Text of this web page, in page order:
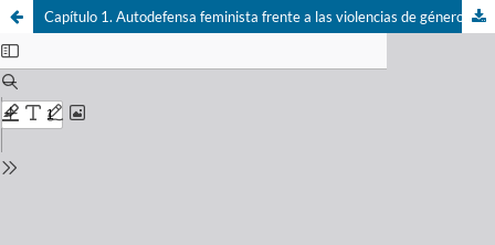
Capítulo 1. Autodefensa feminista frente a las violencias de género digitales. Del DonesTech al testimonio ético en redes